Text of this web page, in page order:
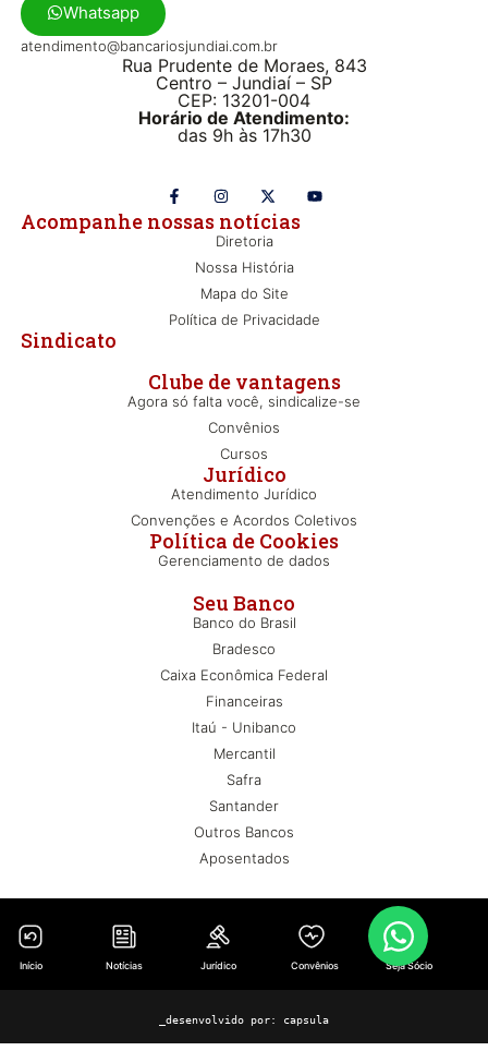
Seu Banco
Banco do Brasil
Bradesco
Caixa Econômica Federal
Financeiras
Itaú - Unibanco
Mercantil
Safra
Santander
Outros Bancos
Aposentados
Clube de vantagens
Agora só falta você, sindicalize-se
Convênios
Cursos
Jurídico
Atendimento Jurídico
Convenções e Acordos Coletivos
Política de Cookies
Gerenciamento de dados
Sindicato
Diretoria
Nossa História
Mapa do Site
Política de Privacidade
Acompanhe nossas notícias
Whatsapp
atendimento@bancariosjundiai.com.br
Rua Prudente de Moraes, 843
Centro – Jundiaí – SP
CEP: 13201-004
Horário de Atendimento:
das 9h às 17h30
Início Notícias Jurídico Convênios Seja Sócio
_desenvolvido por: capsula